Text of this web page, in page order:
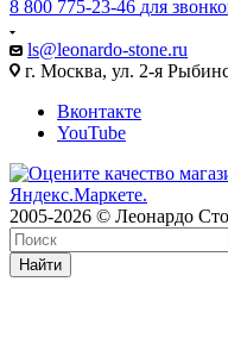
8 800 775-23-46 для
ls@leonardo-stone.ru
г. Москва, ул. 2-я
Вконтакте
YouTube
2005-2026 © Леонардо
Найти